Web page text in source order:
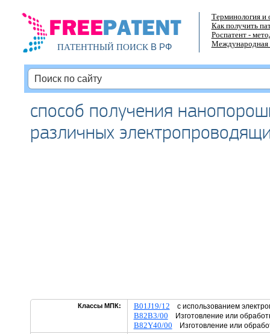
ПАТЕНТНЫЙ ПОИСКВ РФ
Терминология и
Как получить
Роспатент -
Международная
способ получения
различных
Классы МПК: B01J19/12 с использованием
B82B3/00 Изготовление или
B82Y40/00 Изготовление или